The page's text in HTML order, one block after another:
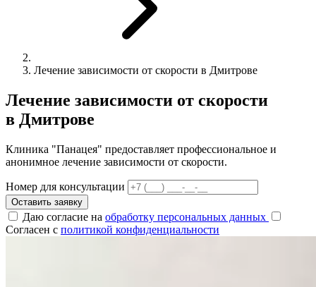
Лечение зависимости от скорости в Дмитрове
Лечение зависимости от скорости
в Дмитрове
Клиника "Панацея" предоставляет профессиональное и
анонимное лечение зависимости от скорости.
Номер для консультации
Оставить заявку
Даю согласие на обработку персональных данных
Согласен с политикой конфиденциальности